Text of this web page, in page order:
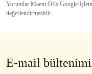
Yorumlar Maem Ofis Google
değerlendirmesidir.
E-mail